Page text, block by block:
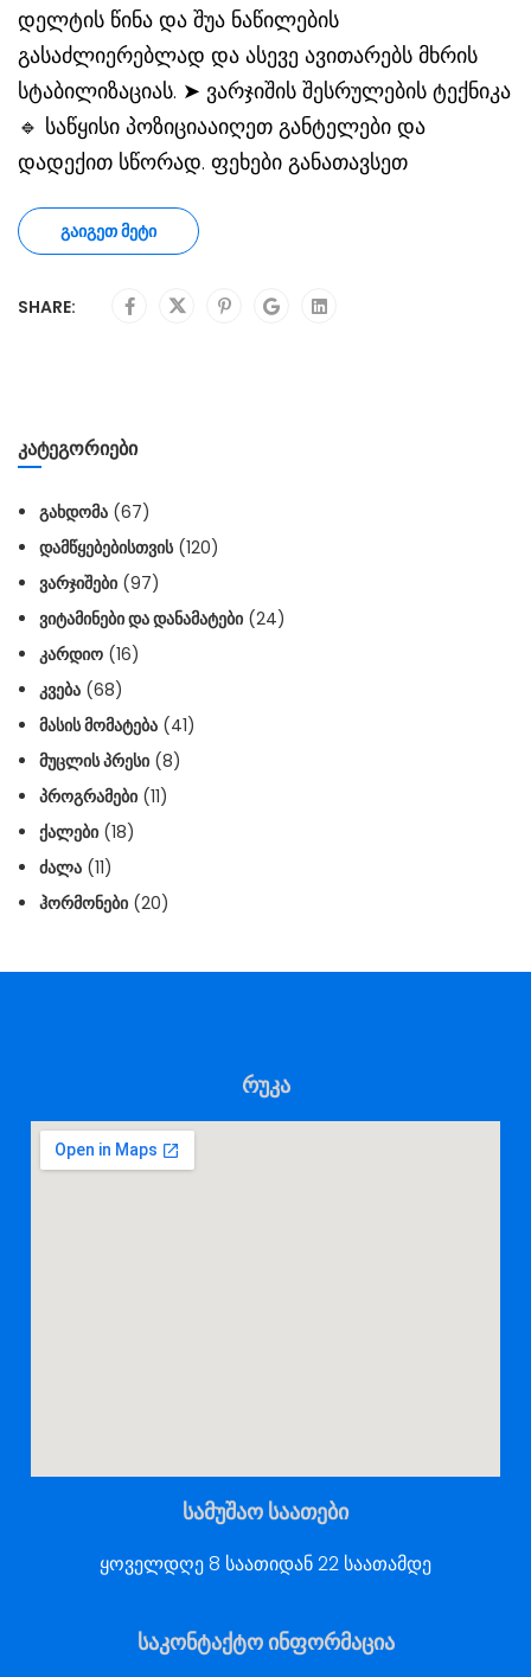
დელტის წინა და შუა ნაწილების
გასაძლიერებლად და ასევე ავითარებს მხრის
სტაბილიზაციას. ➤ ვარჯიშის შესრულების ტექნიკა
🔹 საწყისი პოზიციააიღეთ განტელები და
დადექით სწორად. ფეხები განათავსეთ
ᲒᲐᲘᲒᲔᲗ ᲛᲔᲢᲘ
SHARE:
ᲙᲐᲢᲔᲒᲝᲠᲘᲔᲑᲘ
ᲒᲐᲮᲓᲝᲛᲐ (67)
ᲓᲐᲛᲬᲧᲔᲑᲔᲑᲘᲡᲗᲕᲘᲡ(120)
ᲕᲐᲠᲯᲘᲨᲔᲑᲘ (97)
ᲕᲘᲢᲐᲛᲘᲜᲔᲑᲘ ᲓᲐ ᲓᲐᲜᲐᲛᲐᲢᲔᲑᲘ (24)
ᲙᲐᲠᲓᲘᲝ (16)
ᲙᲕᲔᲑᲐ (68)
ᲛᲐᲡᲘᲡ ᲛᲝᲛᲐᲢᲔᲑᲐ (41)
ᲛᲣᲪᲚᲘᲡ ᲞᲠᲔᲡᲘ (8)
ᲞᲠᲝᲒᲠᲐᲛᲔᲑᲘ (11)
ᲥᲐᲚᲔᲑᲘ (18)
ᲫᲐᲚᲐ (11)
ᲰᲝᲠᲛᲝᲜᲔᲑᲘ (20)
რუკა
სამუშაო საათები
ყოველდღე 8 საათიდან 22 საათამდე
საკონტაქტო ინფორმაცია